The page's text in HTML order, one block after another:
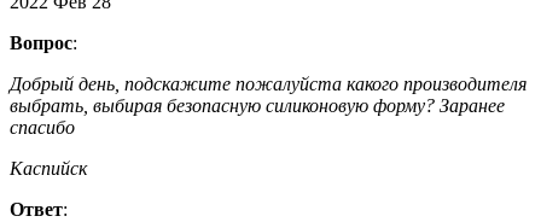
Вопрос:
Добрый день, подскажите пожалуйста какого производителя
выбрать, выбирая безопасную силиконовую форму? Заранее
спасибо
Каспийск
Ответ: